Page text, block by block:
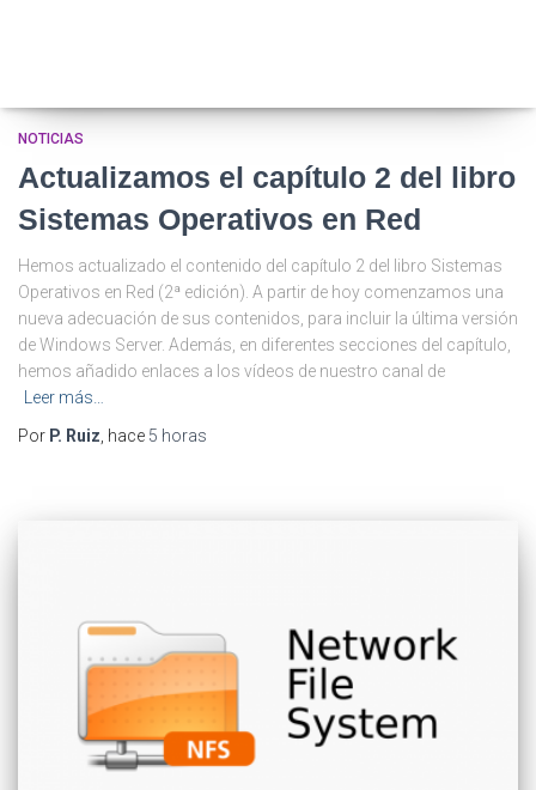
NOTICIAS
Actualizamos el capítulo 2 del libro
Sistemas Operativos en Red
Hemos actualizado el contenido del capítulo 2 del libro Sistemas
Operativos en Red (2ª edición). A partir de hoy comenzamos una
nueva adecuación de sus contenidos, para incluir la última versión
de Windows Server. Además, en diferentes secciones del capítulo,
hemos añadido enlaces a los vídeos de nuestro canal de
Leer más…
Por P. Ruiz , hace 5 horas